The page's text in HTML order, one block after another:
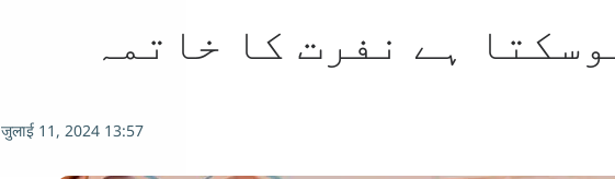
ہے نفرت کا خاتمہ
जुलाई 11, 2024 13:57